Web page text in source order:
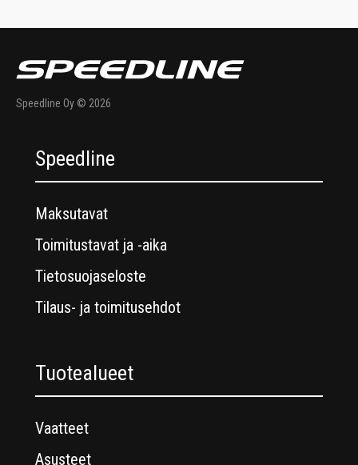
Speedline Oy © 2026
Speedline
Maksutavat
Toimitustavat ja -aika
Tietosuojaseloste
Tilaus- ja toimitusehdot
Tuotealueet
Vaatteet
Asusteet